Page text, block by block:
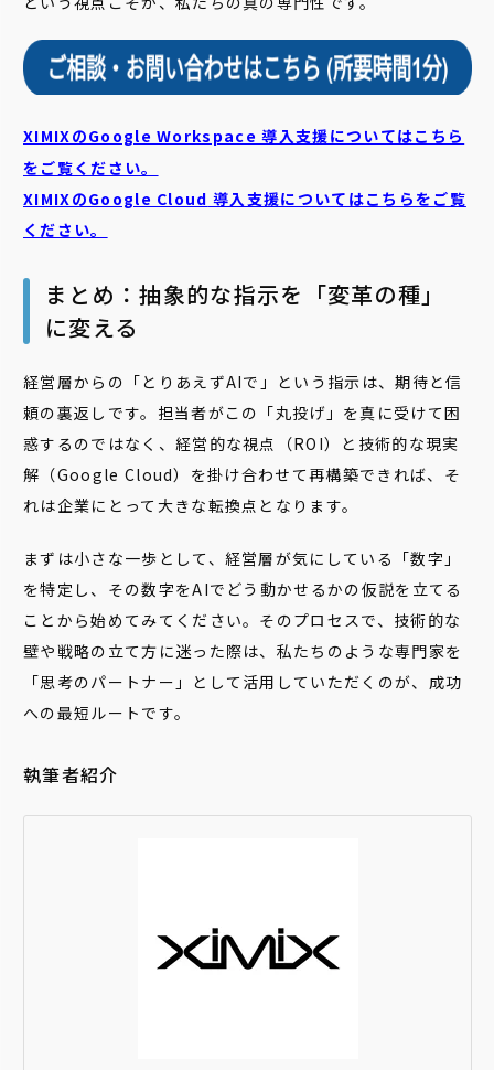
XIMIXのGoogle Workspace 導入支援についてはこちら
をご覧ください。
XIMIXのGoogle Cloud 導入支援についてはこちらをご覧
ください。
まとめ：抽象的な指示を「変革の種」
に変える
経営層からの「とりあえずAIで」という指示は、期待と信
頼の裏返しです。担当者がこの「丸投げ」を真に受けて困
惑するのではなく、経営的な視点（ROI）と技術的な現実
解（Google Cloud）を掛け合わせて再構築できれば、そ
れは企業にとって大きな転換点となります。
まずは小さな一歩として、経営層が気にしている「数字」
を特定し、その数字をAIでどう動かせるかの仮説を立てる
ことから始めてみてください。そのプロセスで、技術的な
壁や戦略の立て方に迷った際は、私たちのような専門家を
「思考のパートナー」として活用していただくのが、成功
への最短ルートです。
執筆者紹介